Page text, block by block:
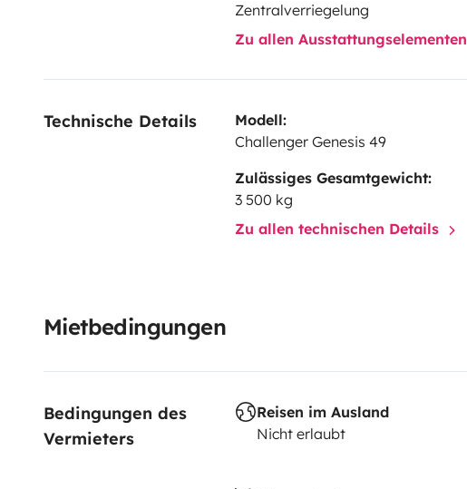
Zentralverriegelung
Zu allen Ausstattungselementen
Technische Details
Modell:
Challenger Genesis 49
Zulässiges Gesamtgewicht:
3 500 kg
Zu allen technischen Details
Mietbedingungen
Bedingungen des
Vermieters
Reisen im Ausland
Nicht erlaubt